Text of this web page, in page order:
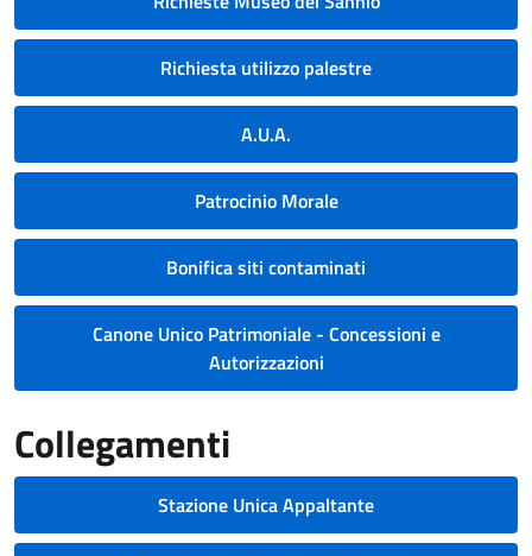
Richiesta utilizzo palestre
A.U.A.
Patrocinio Morale
Bonifica siti contaminati
Canone Unico Patrimoniale - Concessioni e
Autorizzazioni
Collegamenti
Stazione Unica Appaltante